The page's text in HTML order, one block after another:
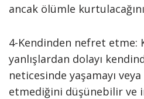
ancak ölümle
4-Kendinden nefret etme:
yanlışlardan dolayı
neticesinde yaşamayı
etmediğini düşünebilir ve